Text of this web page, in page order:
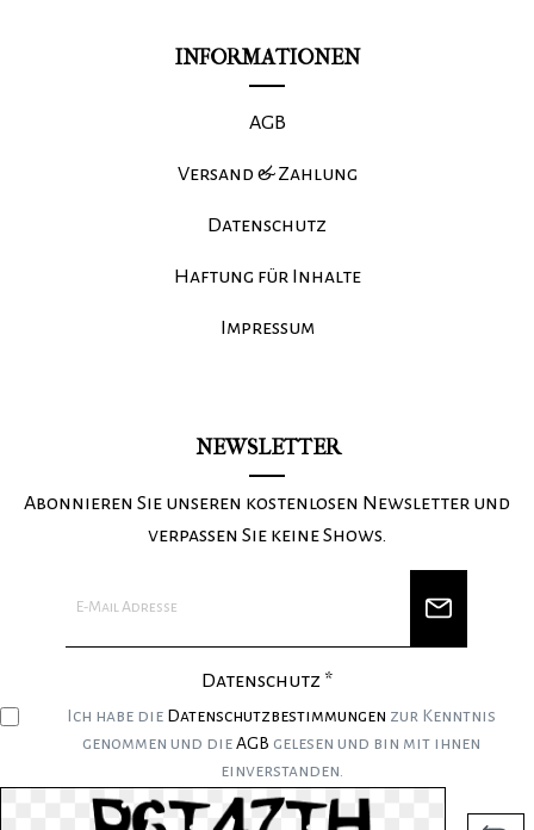
NEWSLETTER
Abonnieren Sie unseren kostenlosen Newsletter und
verpassen Sie keine Shows.
Datenschutz *
Ich habe die Datenschutzbestimmungen zur Kenntnis
genommen und dieAGB gelesen und bin mit ihnen
einverstanden.
INFORMATIONEN
AGB
Versand & Zahlung
Datenschutz
Haftung für Inhalte
Impressum